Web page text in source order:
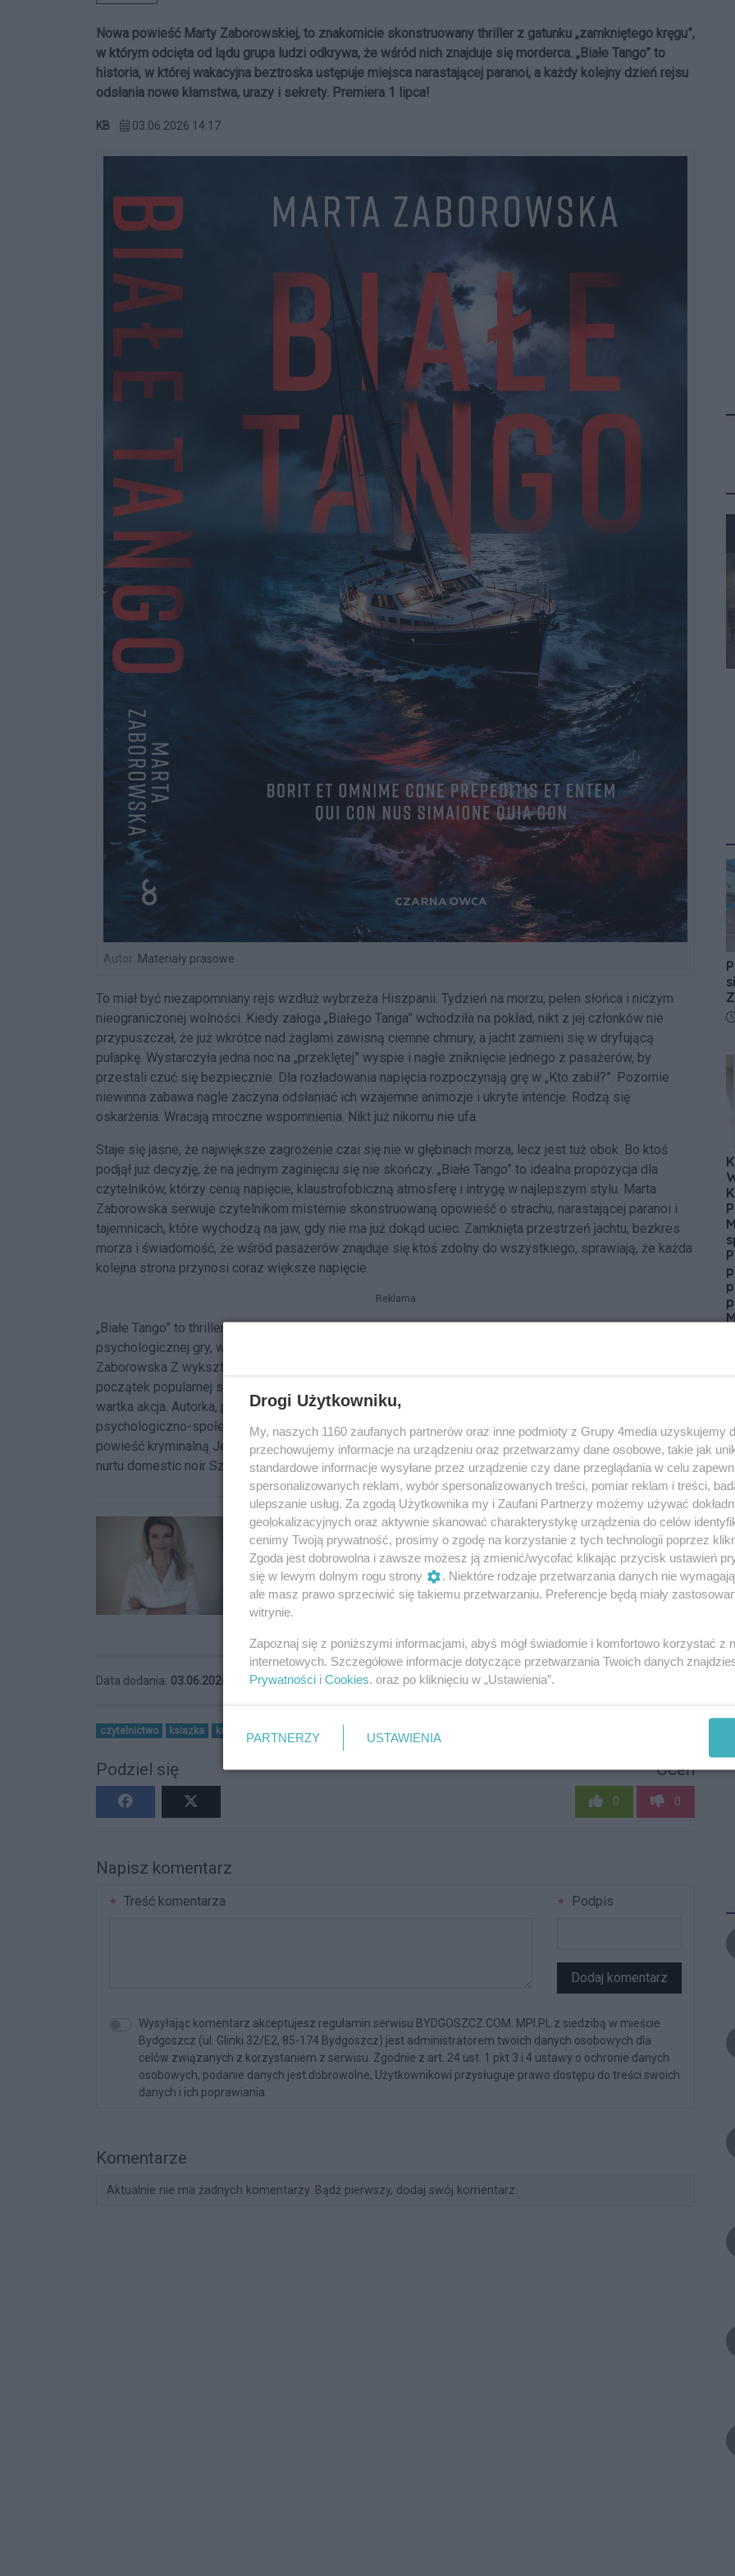
Nowa powieść Marty Zaborowskiej, to znakomicie skonstruowany thriller z gatunku „zamkniętego kręgu”,
w którym odcięta od lądu grupa ludzi odkrywa, że wśród nich znajduje się morderca. „Białe Tango” to
historia, w której wakacyjna beztroska ustępuje miejsca narastającej paranoi, a każdy kolejny dzień rejsu
odsłania nowe kłamstwa, urazy i sekrety. Premiera 1 lipca!
KB 03.06.2026 14:17
Autor: Materiały prasowe
To miał być niezapomniany rejs wzdłuż wybrzeża Hiszpanii. Tydzień na morzu, pełen słońca i niczym
nieograniczonej wolności. Kiedy załoga „Białego Tanga” wchodziła na pokład, nikt z jej członków nie
przypuszczał, że już wkrótce nad żaglami zawisną ciemne chmury, a jacht zamieni się w dryfującą
pułapkę. Wystarczyła jedna noc na „przeklętej” wyspie i nagłe zniknięcie jednego z pasażerów, by
przestali czuć się bezpiecznie. Dla rozładowania napięcia rozpoczynają grę w „Kto zabił?”. Pozornie
niewinna zabawa nagle zaczyna odsłaniać ich wzajemne animozje i ukryte intencje. Rodzą się
oskarżenia. Wracają mroczne wspomnienia. Nikt już nikomu nie ufa.
Staje się jasne, że największe zagrożenie czai się nie w głębinach morza, lecz jest tuż obok. Bo ktoś
podjął już decyzję, że na jednym zaginięciu się nie skończy. „Białe Tango” to idealna propozycja dla
czytelników, którzy cenią napięcie, klaustrofobiczną atmosferę i intrygę w najlepszym stylu. Marta
Zaborowska serwuje czytelnikom misternie skonstruowaną opowieść o strachu, narastającej paranoi i
tajemnicach, które wychodzą na jaw, gdy nie ma już dokąd uciec. Zamknięta przestrzeń jachtu, bezkres
morza i świadomość, że wśród pasażerów znajduje się ktoś zdolny do wszystkiego, sprawiają, że każda
kolejna strona przynosi coraz większe napięcie.
Reklama
„Białe Tango” to thriller łączący wakacyjny klimat śródziemnomorskiego rejsu z mrokiem
psychologicznej gry, w której nikt nie jest bez winy i każdy może stać się kolejną ofiarą. Marta
Zaborowska Z wykształcenia politolożka. Zadebiutowała w 2013 roku powieścią Uśpienie, która dała
początek popularnej sadze kryminalnej z Julią Krawiec. Jej utwory cechują wielowątkowa fabuła oraz
wartka akcja. Autorka, poza tematyką kryminalną, zgłębia w swoich powieściach kwestie
psychologiczno-społeczne, w które uwikłani sąjej bohaterowie. Do dorobku pisarki zalicza się również
powieść kryminalną Jej wszystkie śmierci, thriller psychologiczny Lęki podskórne, a także powieść z
nurtu domestic noir Sześć powodów, by umrzeć.
Data dodania: 03.06.2026 14:17 Wyświetleń: 325
czytelnictwo ksiazka kraj
Podziel się Oceń
0 0
Napisz komentarz
Treść komentarza Podpis
Dodaj komentarz
Wysyłając komentarz akceptujesz regulamin serwisu BYDGOSZCZ.COM. MPI.PL z siedzibą w mieście
Bydgoszcz (ul. Glinki 32/E2, 85-174 Bydgoszcz) jest administratorem twoich danych osobowych dla
celów związanych z korzystaniem z serwisu. Zgodnie z art. 24 ust. 1 pkt 3 i 4 ustawy o ochronie danych
osobowych, podanie danych jest dobrowolne, Użytkownikowi przysługuje prawo dostępu do treści swoich
danych i ich poprawiania.
Komentarze
Aktualnie nie ma żadnych komentarzy. Bądź pierwszy, dodaj swój komentarz.
Drogi Użytkowniku,
My, naszych 1160 zaufanych partnerów oraz inne podmioty z Grupy 4media uzyskujemy
przechowujemy informacje na urządzeniu oraz przetwarzamy dane osobowe, takie jak
standardowe informacje wysyłane przez urządzenie czy dane przeglądania w celu
spersonalizowanych reklam, wybór spersonalizowanych treści, pomiar reklam i treści,
ulepszanie usług. Za zgodą Użytkownika my i Zaufani Partnerzy możemy używać
geolokalizacyjnych oraz aktywnie skanować charakterystykę urządzenia do celów
cenimy Twoją prywatność, prosimy o zgodę na korzystanie z tych technologii poprzez
Zgoda jest dobrowolna i zawsze możesz ją zmienić/wycofać klikając przycisk ustawień
się w lewym dolnym rogu strony
. Niektóre rodzaje przetwarzania danych nie
ale masz prawo sprzeciwić się takiemu przetwarzaniu. Preferencje będą miały
witrynie.
Zapoznaj się z poniższymi informacjami, abyś mógł świadomie i komfortowo korzystać z
internetowych. Szczegółowe informacje dotyczące przetwarzania Twoich danych
Prywatności i Cookies. oraz po kliknięciu w „Ustawienia”.
PARTNERZY USTAWIENIA